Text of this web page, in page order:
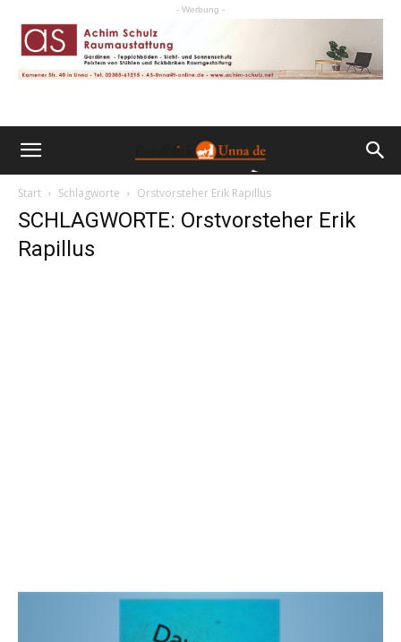
- Werbung -
Start Schlagworte Orstvorsteher Erik Rapillus
SCHLAGWORTE: Orstvorsteher Erik
Rapillus